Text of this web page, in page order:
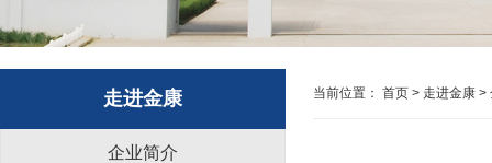
走进金康
企业简介
当前位置： 首页 > 走进金康 >